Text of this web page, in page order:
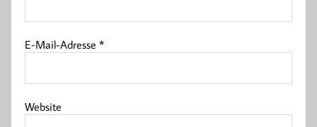
E-Mail-Adresse*
Website